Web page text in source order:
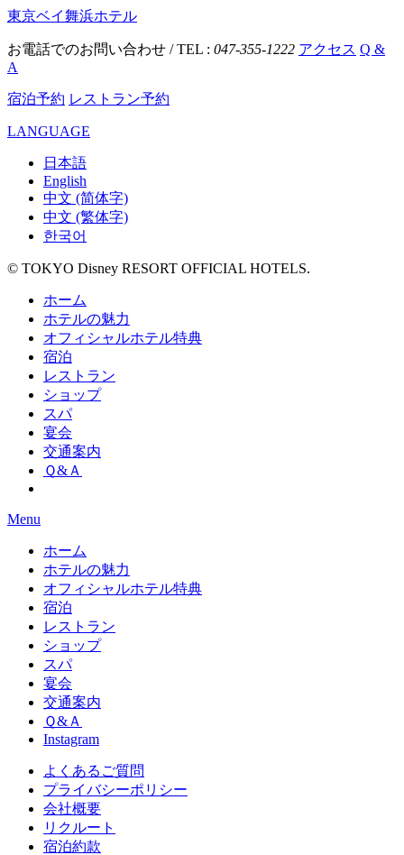
東京ベイ舞浜ホテル
お電話でのお問い合わせ / TEL : 047-355-1222 アクセス Q &
A
宿泊予約 レストラン予約
LANGUAGE
日本語
English
中文 (简体字)
中文 (繁体字)
한국어
© TOKYO Disney RESORT OFFICIAL HOTELS.
ホーム
ホテルの魅力
オフィシャルホテル特典
宿泊
レストラン
ショップ
スパ
宴会
交通案内
Ｑ&Ａ
Menu
ホーム
ホテルの魅力
オフィシャルホテル特典
宿泊
レストラン
ショップ
スパ
宴会
交通案内
Ｑ&Ａ
Instagram
よくあるご質問
プライバシーポリシー
会社概要
リクルート
宿泊約款